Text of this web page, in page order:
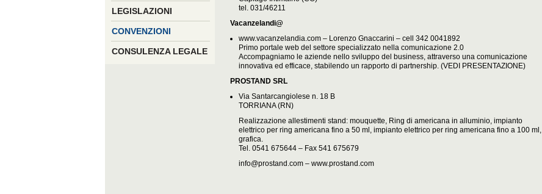
LEGISLAZIONI
CONVENZIONI
CONSULENZA LEGALE
tel. 031/46211
Vacanzelandi@
www.vacanzelandia.com – Lorenzo Gnaccarini – cell 342 0041892
Primo portale web del settore specializzato nella comunicazione 2.0
Accompagniamo le aziende nello sviluppo del business, attraverso una comunicazione
innovativa ed efficace, stabilendo un rapporto di partnership. (VEDI PRESENTAZIONE)
PROSTAND SRL
Via Santarcangiolese n. 18 B
TORRIANA (RN)
Realizzazione allestimenti stand: mouquette, Ring di americana in alluminio, impianto
elettrico per ring americana fino a 50 ml, impianto elettrico per ring americana fino a 100 ml,
grafica.
Tel. 0541 675644 – Fax 541 675679
info@prostand.com – www.prostand.com